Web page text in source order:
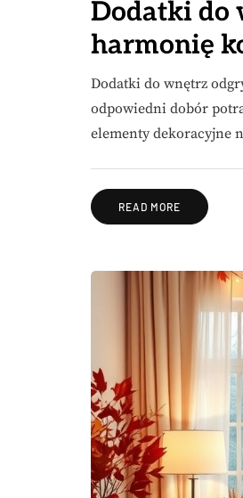
Dodatki do
harmonię
Dodatki do wnętrz
odpowiedni dobór
elementy dekoracyjne
READ MORE